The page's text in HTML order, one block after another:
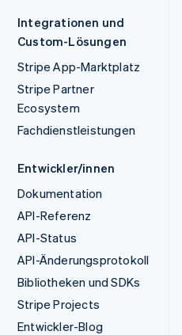
Integrationen und
Custom-Lösungen
Stripe App-Marktplatz
Stripe Partner
Ecosystem
Fachdienstleistungen
Entwickler/innen
Dokumentation
API-Referenz
API-Status
API-Änderungsprotokoll
Bibliotheken und SDKs
Stripe Projects
Entwickler-Blog